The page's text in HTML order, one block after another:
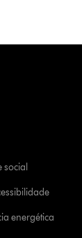
social
energética